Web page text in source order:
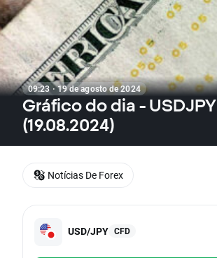
09:23 · 19 de agosto de 2024
Gráfico do dia - USDJPY
(19.08.2024)
USD/JPY CFD
Notícias De Forex